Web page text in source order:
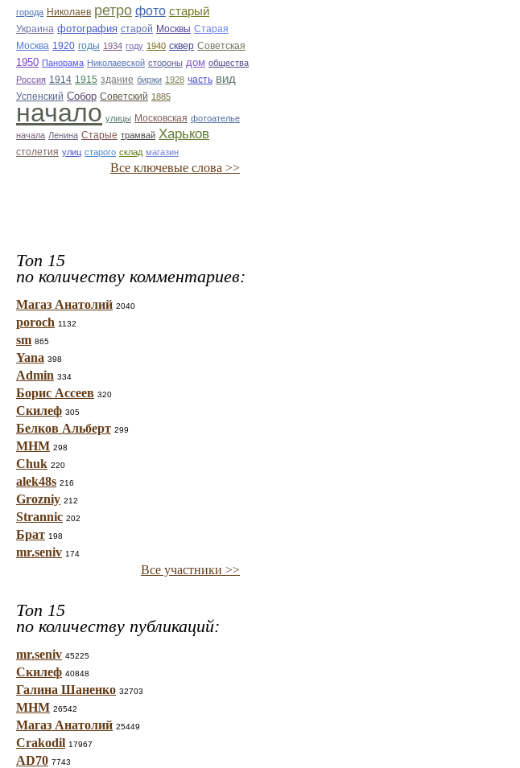
города Николаев ретро фото старый
Украина фотография старой Москвы Старая
Москва 1920 годы 1934 году 1940 сквер Советская
1950 Панорама Николаевской стороны дом общества
Россия 1914 1915 здание биржи 1928 часть вид
Успенский Собор Советский 1885
начало улицы Московская фотоателье
начала Ленина Старые трамвай Харьков
столетия улиц старого склад магазин
Все ключевые слова >>
Топ 15
по количеству комментариев:
Магаз Анатолий 2040
poroch 1132
sm 865
Yana 398
Admin 334
Борис Ассеев 320
Скилеф 305
Белков Альберт 299
МНМ 298
Chuk 220
alek48s 216
Grozniy 212
Strannic 202
Брат 198
mr.seniv 174
Все участники >>
Топ 15
по количеству публикаций:
mr.seniv 45225
Скилеф 40848
Галина Шаненко 32703
МНМ 26542
Магаз Анатолий 25449
Crakodil 17967
AD70 7743